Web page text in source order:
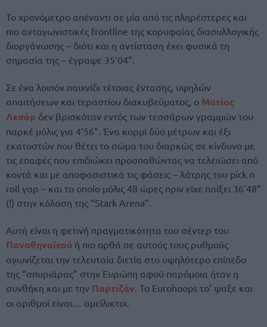
Το χρονόμετρο απέναντι σε μία από τις πληρέστερες και
πιο ανταγωνιστικές frontline της κορυφαίας διασυλλογικής
διοργάνωσης – διότι και η αντίσταση έχει φυσικά τη
σημασία της – έγραψε 35’04”.
Σε ένα λοιπόν παιχνίδι τέτοιας έντασης, υψηλών
απαιτήσεων και τεραστίου διακυβεύματος, ο Ματίας
Λεσόρ δεν βρισκόταν εντός των τεσσάρων γραμμών του
παρκέ μόλις για 4’56”. Ένα κορμί δύο μέτρων και έξι
εκατοστών που θέτει το σώμα του διαρκώς σε κίνδυνο με
τις επαφές που επιδιώκει προσπαθώντας να τελειώσει από
κοντά και με αποφασιστικά τις φάσεις – λάτρης του pick n
roll γαρ – και το οποίο μόλις 48 ώρες πριν είχε παίξει 36’48”
(!) στην κόλαση της “Stark Arena”.
Αυτή είναι η φετινή πραγματικότητα του σέντερ του
Παναθηναϊκού ή πιο ορθά σε αυτούς τους ρυθμούς
αγωνίζεται την τελευταία διετία στο υψηλότερο επίπεδο
της “σπυριάρας” στην Ευρώπη αφού παρόμοια ήταν η
συνθήκη και με την Παρτιζάν . Το Eurohoops το’ ψαξε και
οι αριθμοί είναι… αμείλικτοι.